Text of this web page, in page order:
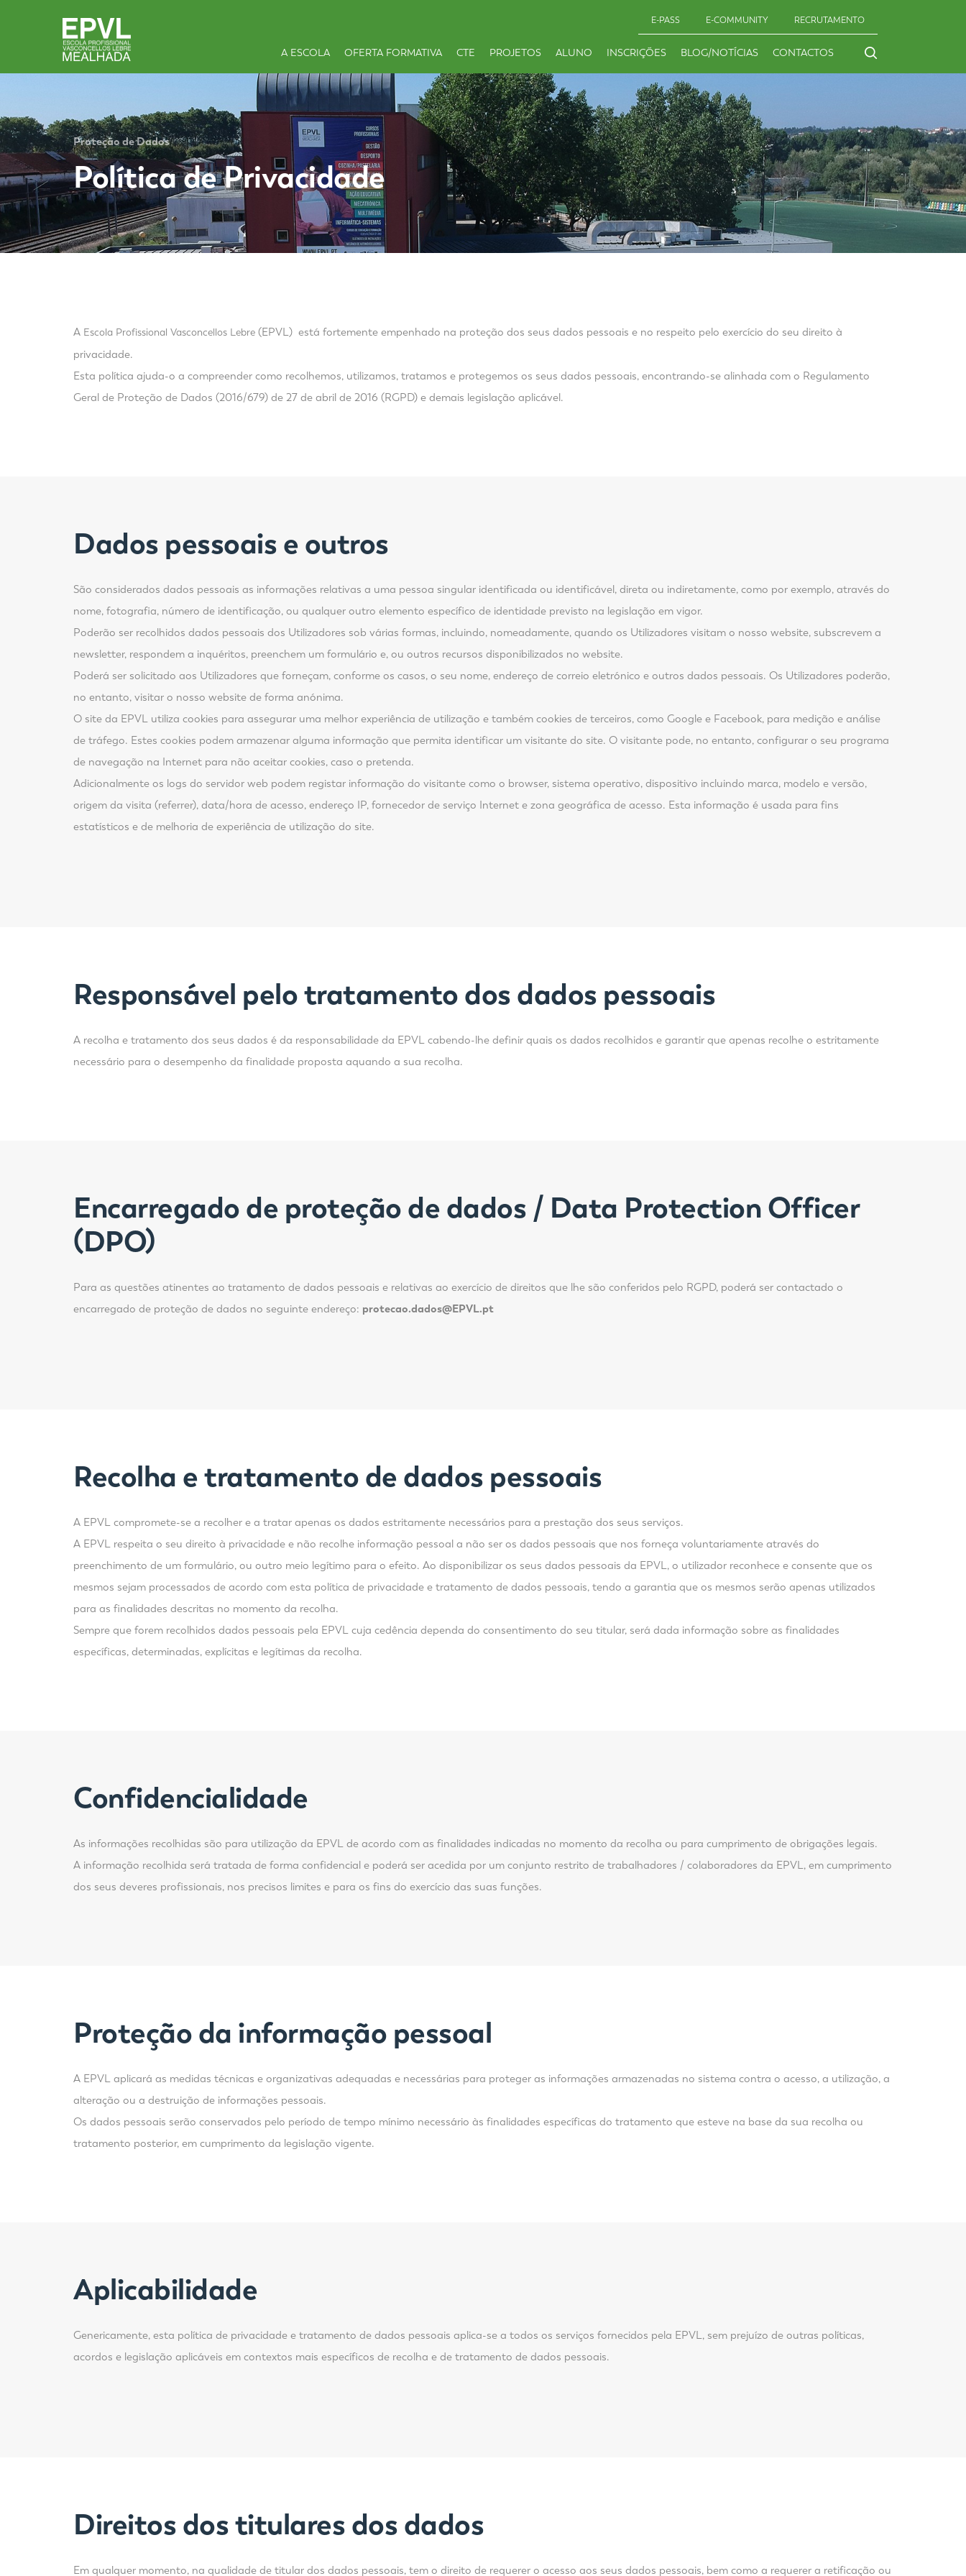
E-PASS E-COMMUNITY RECRUTAMENTO
A ESCOLA OFERTA FORMATIVA CTE PROJETOS ALUNO INSCRIÇÕES BLOG/NOTÍCIAS CONTACTOS
Proteção de Dados
Política de Privacidade
A Escola Profissional Vasconcellos Lebre (EPVL) está fortemente empenhado na proteção dos seus dados pessoais e no respeito pelo exercício do seu direito à
privacidade.
Esta política ajuda-o a compreender como recolhemos, utilizamos, tratamos e protegemos os seus dados pessoais, encontrando-se alinhada com o Regulamento
Geral de Proteção de Dados (2016/679) de 27 de abril de 2016 (RGPD) e demais legislação aplicável.
Dados pessoais e outros
São considerados dados pessoais as informações relativas a uma pessoa singular identificada ou identificável, direta ou indiretamente, como por exemplo, através do
nome, fotografia, número de identificação, ou qualquer outro elemento específico de identidade previsto na legislação em vigor.
Poderão ser recolhidos dados pessoais dos Utilizadores sob várias formas, incluindo, nomeadamente, quando os Utilizadores visitam o nosso website, subscrevem a
newsletter, respondem a inquéritos, preenchem um formulário e, ou outros recursos disponibilizados no website.
Poderá ser solicitado aos Utilizadores que forneçam, conforme os casos, o seu nome, endereço de correio eletrónico e outros dados pessoais. Os Utilizadores poderão,
no entanto, visitar o nosso website de forma anónima.
O site da EPVL utiliza cookies para assegurar uma melhor experiência de utilização e também cookies de terceiros, como Google e Facebook, para medição e análise
de tráfego. Estes cookies podem armazenar alguma informação que permita identificar um visitante do site. O visitante pode, no entanto, configurar o seu programa
de navegação na Internet para não aceitar cookies, caso o pretenda.
Adicionalmente os logs do servidor web podem registar informação do visitante como o browser, sistema operativo, dispositivo incluindo marca, modelo e versão,
origem da visita (referrer), data/hora de acesso, endereço IP, fornecedor de serviço Internet e zona geográfica de acesso. Esta informação é usada para fins
estatísticos e de melhoria de experiência de utilização do site.
Responsável pelo tratamento dos dados pessoais
A recolha e tratamento dos seus dados é da responsabilidade da EPVL cabendo-lhe definir quais os dados recolhidos e garantir que apenas recolhe o estritamente
necessário para o desempenho da finalidade proposta aquando a sua recolha.
Encarregado de proteção de dados / Data Protection Officer
(DPO)
Para as questões atinentes ao tratamento de dados pessoais e relativas ao exercício de direitos que lhe são conferidos pelo RGPD, poderá ser contactado o
encarregado de proteção de dados no seguinte endereço: protecao.dados@EPVL.pt
Recolha e tratamento de dados pessoais
A EPVL compromete-se a recolher e a tratar apenas os dados estritamente necessários para a prestação dos seus serviços.
A EPVL respeita o seu direito à privacidade e não recolhe informação pessoal a não ser os dados pessoais que nos forneça voluntariamente através do
preenchimento de um formulário, ou outro meio legítimo para o efeito. Ao disponibilizar os seus dados pessoais da EPVL, o utilizador reconhece e consente que os
mesmos sejam processados de acordo com esta política de privacidade e tratamento de dados pessoais, tendo a garantia que os mesmos serão apenas utilizados
para as finalidades descritas no momento da recolha.
Sempre que forem recolhidos dados pessoais pela EPVL cuja cedência dependa do consentimento do seu titular, será dada informação sobre as finalidades
específicas, determinadas, explícitas e legítimas da recolha.
Confidencialidade
As informações recolhidas são para utilização da EPVL de acordo com as finalidades indicadas no momento da recolha ou para cumprimento de obrigações legais.
A informação recolhida será tratada de forma confidencial e poderá ser acedida por um conjunto restrito de trabalhadores / colaboradores da EPVL, em cumprimento
dos seus deveres profissionais, nos precisos limites e para os fins do exercício das suas funções.
Proteção da informação pessoal
A EPVL aplicará as medidas técnicas e organizativas adequadas e necessárias para proteger as informações armazenadas no sistema contra o acesso, a utilização, a
alteração ou a destruição de informações pessoais.
Os dados pessoais serão conservados pelo período de tempo mínimo necessário às finalidades específicas do tratamento que esteve na base da sua recolha ou
tratamento posterior, em cumprimento da legislação vigente.
Aplicabilidade
Genericamente, esta política de privacidade e tratamento de dados pessoais aplica-se a todos os serviços fornecidos pela EPVL, sem prejuízo de outras políticas,
acordos e legislação aplicáveis em contextos mais específicos de recolha e de tratamento de dados pessoais.
Direitos dos titulares dos dados
Em qualquer momento, na qualidade de titular dos dados pessoais, tem o direito de requerer o acesso aos seus dados pessoais, bem como a requerer a retificação ou